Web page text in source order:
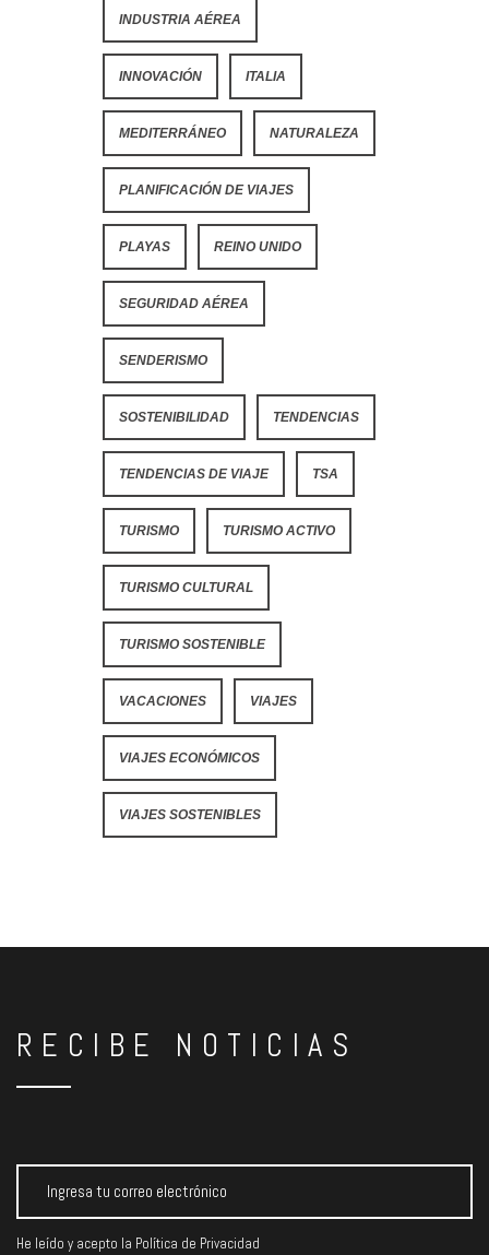
INDUSTRIA AÉREA
INNOVACIÓN ITALIA
MEDITERRÁNEO NATURALEZA
PLANIFICACIÓN DE VIAJES
PLAYAS REINO UNIDO
SEGURIDAD AÉREA
SENDERISMO
SOSTENIBILIDAD TENDENCIAS
TENDENCIAS DE VIAJE TSA
TURISMO TURISMO ACTIVO
TURISMO CULTURAL
TURISMO SOSTENIBLE
VACACIONES VIAJES
VIAJES ECONÓMICOS
VIAJES SOSTENIBLES
RECIBE NOTICIAS
He leído y acepto la Política de Privacidad